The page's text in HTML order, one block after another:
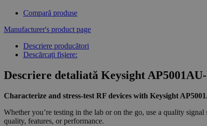
Compară produse
Manufacturer's product page
Descriere producători
Descărcați fișiere:
Descriere detaliată Keysight
Characterize and stress-test RF devices with Keysight
Whether you’re testing in the lab or on the go, use a quality
quality, features, or performance.